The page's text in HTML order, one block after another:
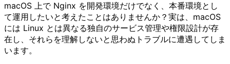
macOS 上で Nginx を開発環境だけでなく、本番環境とし
て運用したいと考えたことはありませんか？実は、macOS
には Linux とは異なる独自のサービス管理や権限設計が存
在し、それらを理解しないと思わぬトラブルに遭遇してしま
います。